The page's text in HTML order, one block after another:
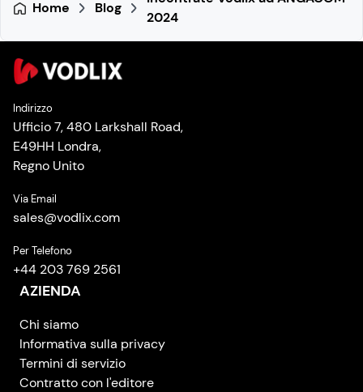
Home Blog
2024
Indirizzo
Ufficio 7, 480 Larkshall Road,
E49HH Londra,
Regno Unito
Via Email
sales@vodlix.com
Per Telefono
+44 203 769 2561
AZIENDA
Chi siamo
Informativa sulla privacy
Termini di servizio
Contratto con l'editore